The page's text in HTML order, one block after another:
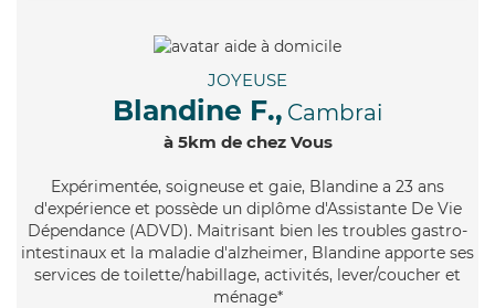
JOYEUSE
Blandine F., Cambrai
à 5km de chez Vous
Expérimentée, soigneuse et gaie, Blandine a 23 ans
d'expérience et possède un diplôme d'Assistante De Vie
Dépendance (ADVD). Maitrisant bien les troubles gastro-
intestinaux et la maladie d'alzheimer, Blandine apporte ses
services de toilette/habillage, activités, lever/coucher et
ménage*